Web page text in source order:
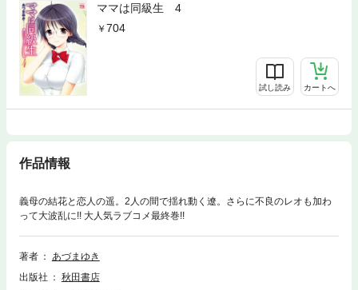
ママは同級生 4
704
試し読み カートへ
作品情報
義母の結花と恋人の遥。2人の間で揺れ動く遼。さらに不良のレオも加わ
って大波乱に!! 大人気ラブコメ最終巻!!
著者
あづまゆき
出版社
秋田書店